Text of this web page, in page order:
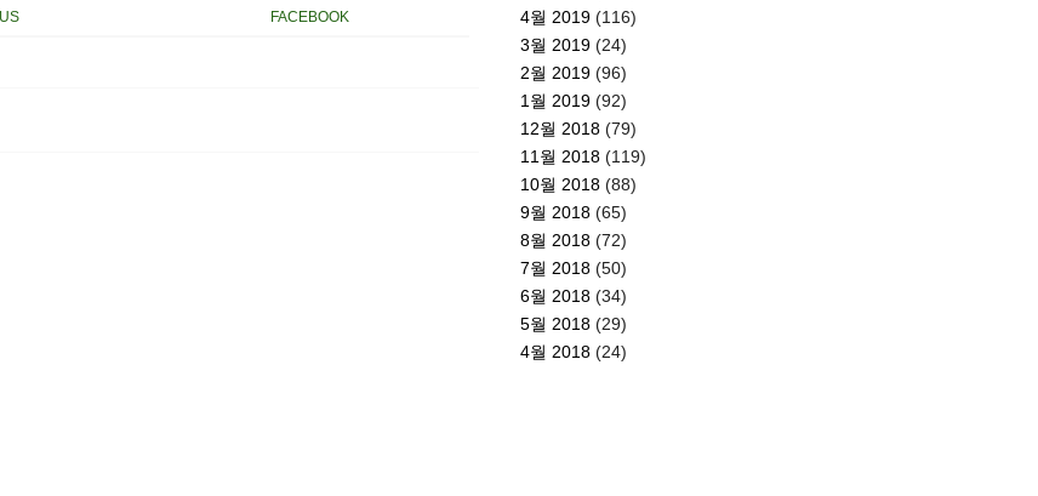
FACEBOOK
4월 2019 (116)
3월 2019 (24)
2월 2019 (96)
1월 2019 (92)
12월 2018 (79)
11월 2018 (119)
10월 2018 (88)
9월 2018 (65)
8월 2018 (72)
7월 2018 (50)
6월 2018 (34)
5월 2018 (29)
4월 2018 (24)